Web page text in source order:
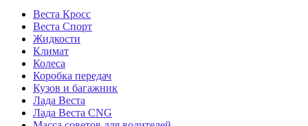
Веста Кросс
Веста Спорт
Жидкости
Климат
Колеса
Коробка передач
Кузов и багажник
Лада Веста
Лада Веста CNG